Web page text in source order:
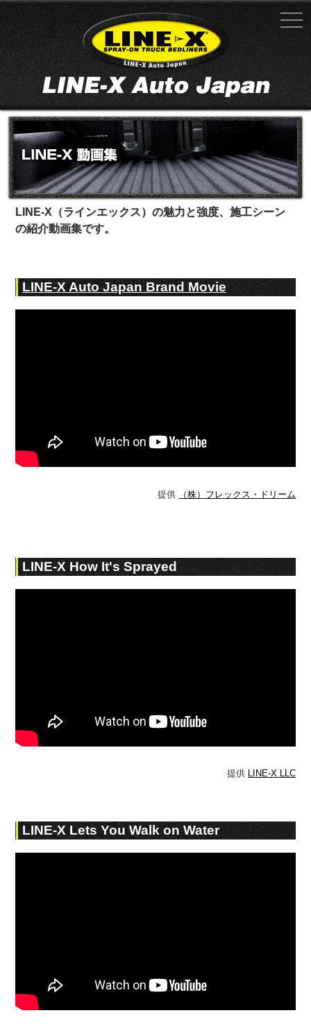
LINE-X（ラインエックス）の魅力と強度、施工シーン
の紹介動画集です。
LINE-X Auto Japan Brand Movie
提供 （株）フレックス・ドリーム
LINE-X How It's Sprayed
提供 LINE-X LLC
LINE-X Lets You Walk on Water